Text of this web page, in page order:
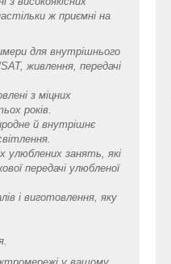
ж приємні на
для внутрішнього
живлення, передачі
з міцних
років.
й внутрішнє
улюблених занять, які
передачі улюбленої
і виготовлення, яку